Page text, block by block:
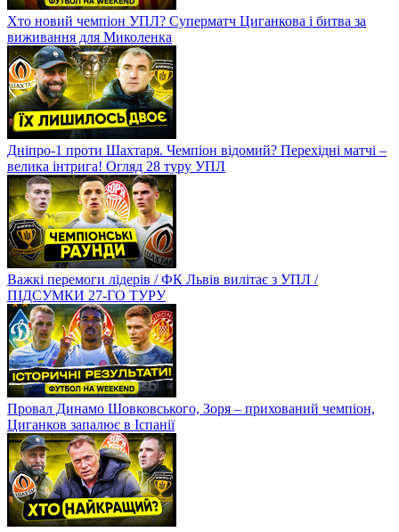
Хто новий чемпіон УПЛ? Суперматч Циганкова і битва за
виживання для Миколенка
Дніпро-1 проти Шахтаря. Чемпіон відомий? Перехідні матчі –
велика інтрига! Огляд 28 туру УПЛ
Важкі перемоги лідерів / ФК Львів вилітає з УПЛ /
ПІДСУМКИ 27-ГО ТУРУ
Провал Динамо Шовковського, Зоря – прихований чемпіон,
Циганков запалює в Іспанії